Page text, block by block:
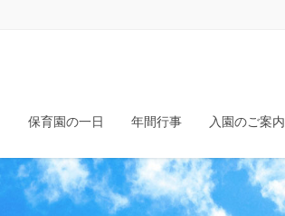
保育園の一日 年間行事 入園のご案内